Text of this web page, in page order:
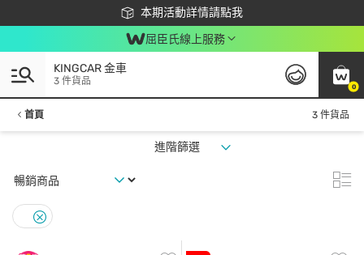
本期活動詳情請點我
下載app最高回饋$350
屈臣氏線上服務
0
KINGCAR 金車
3 件貨品
首頁 3 件貨品
進階篩選